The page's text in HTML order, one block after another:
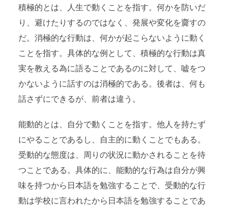
積極的とは、人生で動くことを指す。何かを防いだ
り、避けたりするのではなく、発展や変化を齎すの
だ。消極的な行動は、何かが起こらないように動く
ことを指す。具体的な例として、積極的な行動は真
実を教える為に語ることであるのに対して、嘘をつ
かないように話すのは消極的である。後者は、何も
話さずにできるが、前者は違う。
能動的とは、自分で動くことを指す。他人を持たず
にやることであるし、自主的に動くことでもある。
受動的な態度は、周りの状況に動かされることを待
つことである。具体的に、能動的な行為は自分が興
味を持つから日本語を勉強することで、受動的な行
動は学校に言われたから日本語を勉強することであ